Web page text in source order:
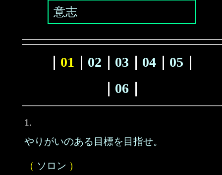
意志
01 02 03 04 05
06
1.
やりがいのある目標を目指せ。
（ ソロン ）